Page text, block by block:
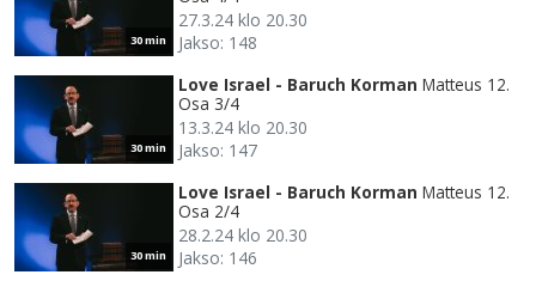
30 min
27.3.24 klo 20.30
Jakso: 148
30 min
Love Israel - Baruch Korman Matteus 12.
Osa 3/4
13.3.24 klo 20.30
Jakso: 147
30 min
Love Israel - Baruch Korman Matteus 12.
Osa 2/4
28.2.24 klo 20.30
Jakso: 146